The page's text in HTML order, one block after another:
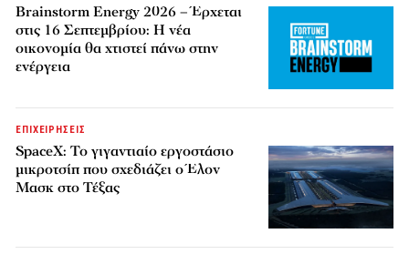
Brainstorm Energy 2026 – Έρχεται
στις 16 Σεπτεμβρίου: Η νέα
οικονομία θα χτιστεί πάνω στην
ενέργεια
ΕΠΙΧΕΙΡΗΣΕΙΣ
SpaceX: Το γιγαντιαίο εργοστάσιο
μικροτσίπ που σχεδιάζει ο Έλον
Μασκ στο Τέξας